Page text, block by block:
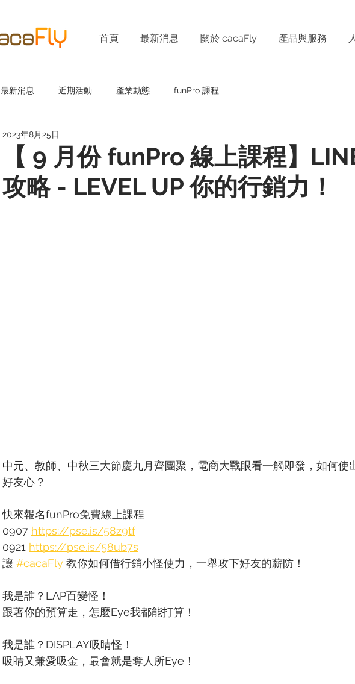
首頁 最新消息 關於 cacaFly 產品與服務
最新消息 近期活動 產業動態 funPro 課程
【 9 月份 funPro 線上課程】
攻略 - LEVEL UP 你的行銷力！
2023年8月25日
中元、教師、中秋三大節慶九月齊團聚，電商大戰眼看一觸即發，如何使
好友心？
快來報名funPro免費線上課程
0907 https://pse.is/58z9tf
0921 https://pse.is/58ub7s
讓 #cacaFly 教你如何借行銷小怪使力，一舉攻下好友的薪防！
我是誰？LAP百變怪！
跟著你的預算走，怎麼Eye我都能打算！
我是誰？DISPLAY吸睛怪！
吸睛又兼愛吸金，最會就是奪人所Eye！